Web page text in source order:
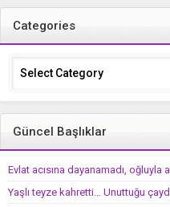
Categories
Categories
Güncel Başlıklar
Evlat acısına dayanamadı, oğluyla
Yaşlı teyze kahretti… Unuttuğu